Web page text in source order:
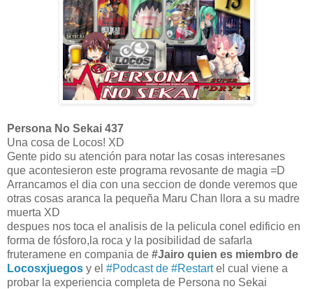
Persona No Sekai 437
Una cosa de Locos! XD
Gente pido su atención para notar las cosas interesanes
que acontesieron este programa revosante de magia =D
Arrancamos el dia con una seccion de donde veremos que
otras cosas aranca la pequeña Maru Chan llora a su madre
muerta XD
despues nos toca el analisis de la pelicula conel edificio en
forma de fósforo,la roca y la posibilidad de safarla
fruteramene en compania de #Jairo quien es miembro de
Locosxjuegos y el #Podcast de #Restartel cual viene a
probar la experiencia completa de Persona no Sekai